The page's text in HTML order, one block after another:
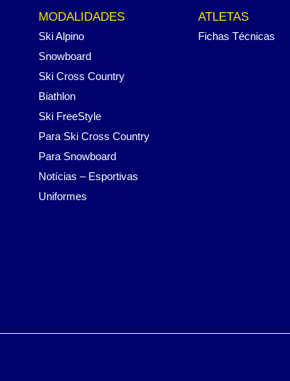
MODALIDADES
Ski Alpino
Snowboard
Ski Cross Country
Biathlon
Ski FreeStyle
Para Ski Cross Country
Para Snowboard
Notícias – Esportivas
Uniformes
ATLETAS
Fichas Técnicas